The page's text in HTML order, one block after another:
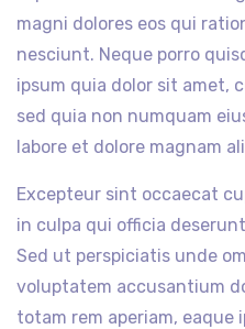
magni dolores eos qui
nesciunt. Neque porro
ipsum quia dolor sit amet,
sed quia non numquam
labore et dolore magnam
Excepteur sint occaecat
in culpa qui officia
Sed ut perspiciatis unde
voluptatem accusantium
totam rem aperiam, eaque